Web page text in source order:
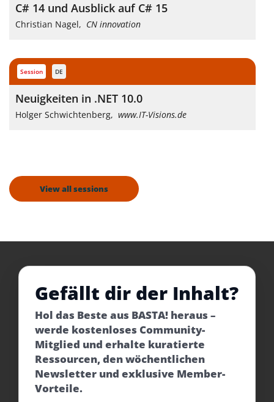
C# 14 und Ausblick auf C# 15
Christian Nagel, CN innovation
session DE
Neuigkeiten in .NET 10.0
Holger Schwichtenberg, www.IT-Visions.de
View all sessions
Gefällt dir der Inhalt?
Hol das Beste aus BASTA! heraus –
werde kostenloses Community-
Mitglied und erhalte kuratierte
Ressourcen, den wöchentlichen
Newsletter und exklusive Member-
Vorteile.